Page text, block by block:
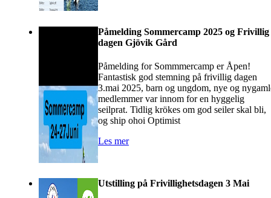
Påmelding Sommercamp 2025 og Frivillig
dagen Gjövik Gård
Påmelding for Sommmercamp er Åpen!
Fantastisk god stemning på frivillig dagen
3.mai 2025, barn og ungdom, nye og
medlemmer var innom for en hyggelig
seilprat. Tidlig krökes om god seiler skal bli,
og ship ohoi Optimist
Les mer
Utstilling på Frivillighetsdagen 3 Mai